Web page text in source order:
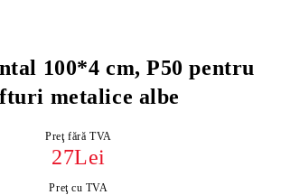
100*4 cm, P50 pentru
metalice albe
Preţ fără TVA
27Lei
Preţ cu TVA